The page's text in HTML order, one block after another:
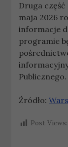
Druga
maja 2026
informacje
programie
Publicznego.
Źródło:
Post Views: